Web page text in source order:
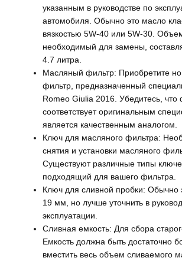
указанным в руководстве по
автомобиля. Обычно это масло
вязкостью 5W-40 или 5W-30.
необходимый для замены,
4.7 литра.
Масляный фильтр: Приобретите
фильтр, предназначенный
Romeo Giulia 2016. Убедитесь, что
соответствует оригинальным
является качественным аналогом.
Ключ для масляного фильтра:
снятия и установки масляного
Существуют различные типы
подходящий для вашего фильтра.
Ключ для сливной пробки: Обычно
19 мм, но лучше уточнить в
эксплуатации.
Сливная емкость: Для сбора
Емкость должна быть достаточно
вместить весь объем сливаемого